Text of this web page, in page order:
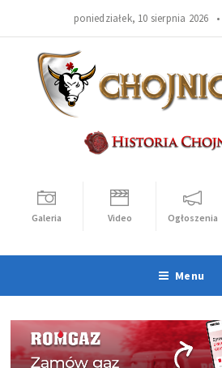
poniedziałek, 10 sierpnia 2026 •
Galeria Video Ogłoszenia
Menu